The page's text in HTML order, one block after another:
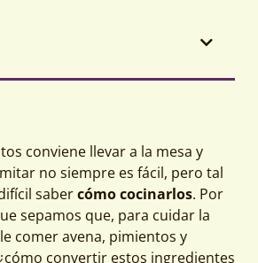
conviene llevar a la mesa y
no siempre es fácil, pero tal
sabercómo cocinarlos. Por
sepamos que, para cuidar la
comer avena, pimientos y
convertir estos ingredientes